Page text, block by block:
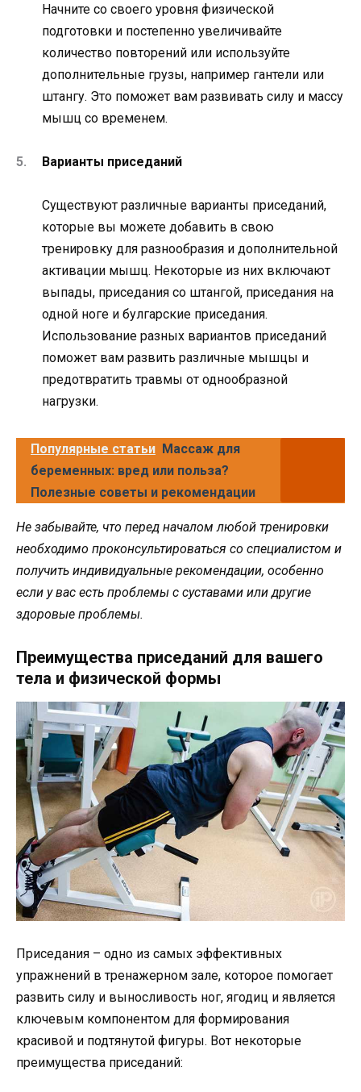
Начните со своего уровня физической
подготовки и постепенно увеличивайте
количество повторений или используйте
дополнительные грузы, например гантели или
штангу. Это поможет вам развивать силу и массу
мышц со временем.
Варианты приседаний
Существуют различные варианты приседаний,
которые вы можете добавить в свою
тренировку для разнообразия и дополнительной
активации мышц. Некоторые из них включают
выпады, приседания со штангой, приседания на
одной ноге и булгарские приседания.
Использование разных вариантов приседаний
поможет вам развить различные мышцы и
предотвратить травмы от однообразной
нагрузки.
Популярные статьи Массаж для
беременных: вред или польза?
Полезные советы и рекомендации
Не забывайте, что перед началом любой тренировки
необходимо проконсультироваться со специалистом и
получить индивидуальные рекомендации, особенно
если у вас есть проблемы с суставами или другие
здоровые проблемы.
Преимущества приседаний для вашего
тела и физической формы
Приседания – одно из самых эффективных
упражнений в тренажерном зале, которое помогает
развить силу и выносливость ног, ягодиц и является
ключевым компонентом для формирования
красивой и подтянутой фигуры. Вот некоторые
преимущества приседаний: